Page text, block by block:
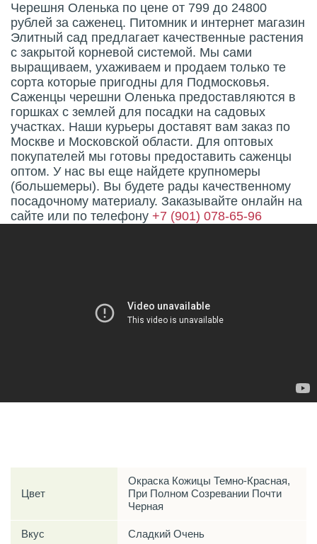
Черешня Оленька по цене от 799 до 24800
рублей за саженец. Питомник и интернет магазин
Элитный сад предлагает качественные растения
с закрытой корневой системой. Мы сами
выращиваем, ухаживаем и продаем только те
сорта которые пригодны для Подмосковья.
Саженцы черешни Оленька предоставляются в
горшках с землей для посадки на садовых
участках. Наши курьеры доставят вам заказ по
Москве и Московской области. Для оптовых
покупателей мы готовы предоставить саженцы
оптом. У нас вы еще найдете крупномеры
(большемеры). Вы будете рады качественному
посадочному материалу. Заказывайте онлайн на
сайте или по телефону +7 (901) 078-65-96
Цвет
Окраска Кожицы Темно-Красная,
При Полном Созревании Почти
Черная
Вкус Сладкий Очень